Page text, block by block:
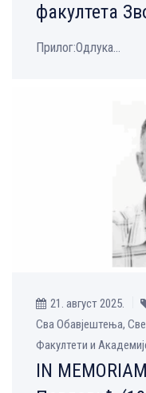
факултета
Прилог:Одлука...
21. август 2025.
Сва Обавјештења, Све
Факултети и
IN